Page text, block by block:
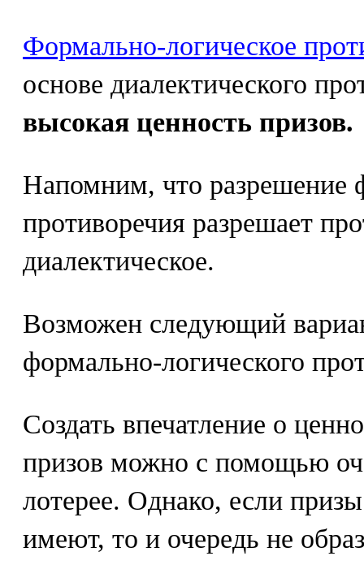
Формально-логическое
основе диалектического
высокая ценность призов.
Напомним, что разрешение
противоречия разрешает
диалектическое.
Возможен следующий
формально-логического
Создать впечатление о
призов можно с помощью
лотерее. Однако, если
имеют, то и очередь не